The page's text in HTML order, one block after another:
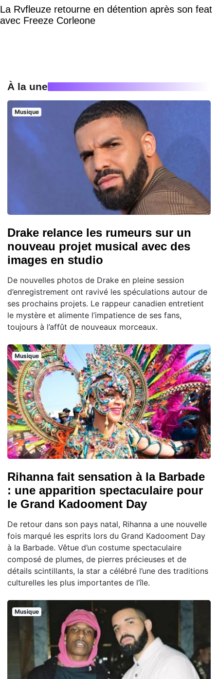
La Rvfleuze retourne en détention après son feat
avec Freeze Corleone
À la une
Musique
Drake relance les rumeurs sur un
nouveau projet musical avec des
images en studio
De nouvelles photos de Drake en pleine session
d’enregistrement ont ravivé les spéculations autour de
ses prochains projets. Le rappeur canadien entretient
le mystère et alimente l’impatience de ses fans,
toujours à l’affût de nouveaux morceaux.
Musique
Rihanna fait sensation à la Barbade
: une apparition spectaculaire pour
le Grand Kadooment Day
De retour dans son pays natal, Rihanna a une nouvelle
fois marqué les esprits lors du Grand Kadooment Day
à la Barbade. Vêtue d’un costume spectaculaire
composé de plumes, de pierres précieuses et de
détails scintillants, la star a célébré l’une des traditions
culturelles les plus importantes de l’île.
Musique